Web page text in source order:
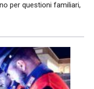
per questioni familiari,